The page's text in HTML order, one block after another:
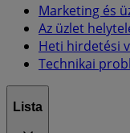
Marketing és
Az üzlet
Heti hirdetési
Technikai
Lista